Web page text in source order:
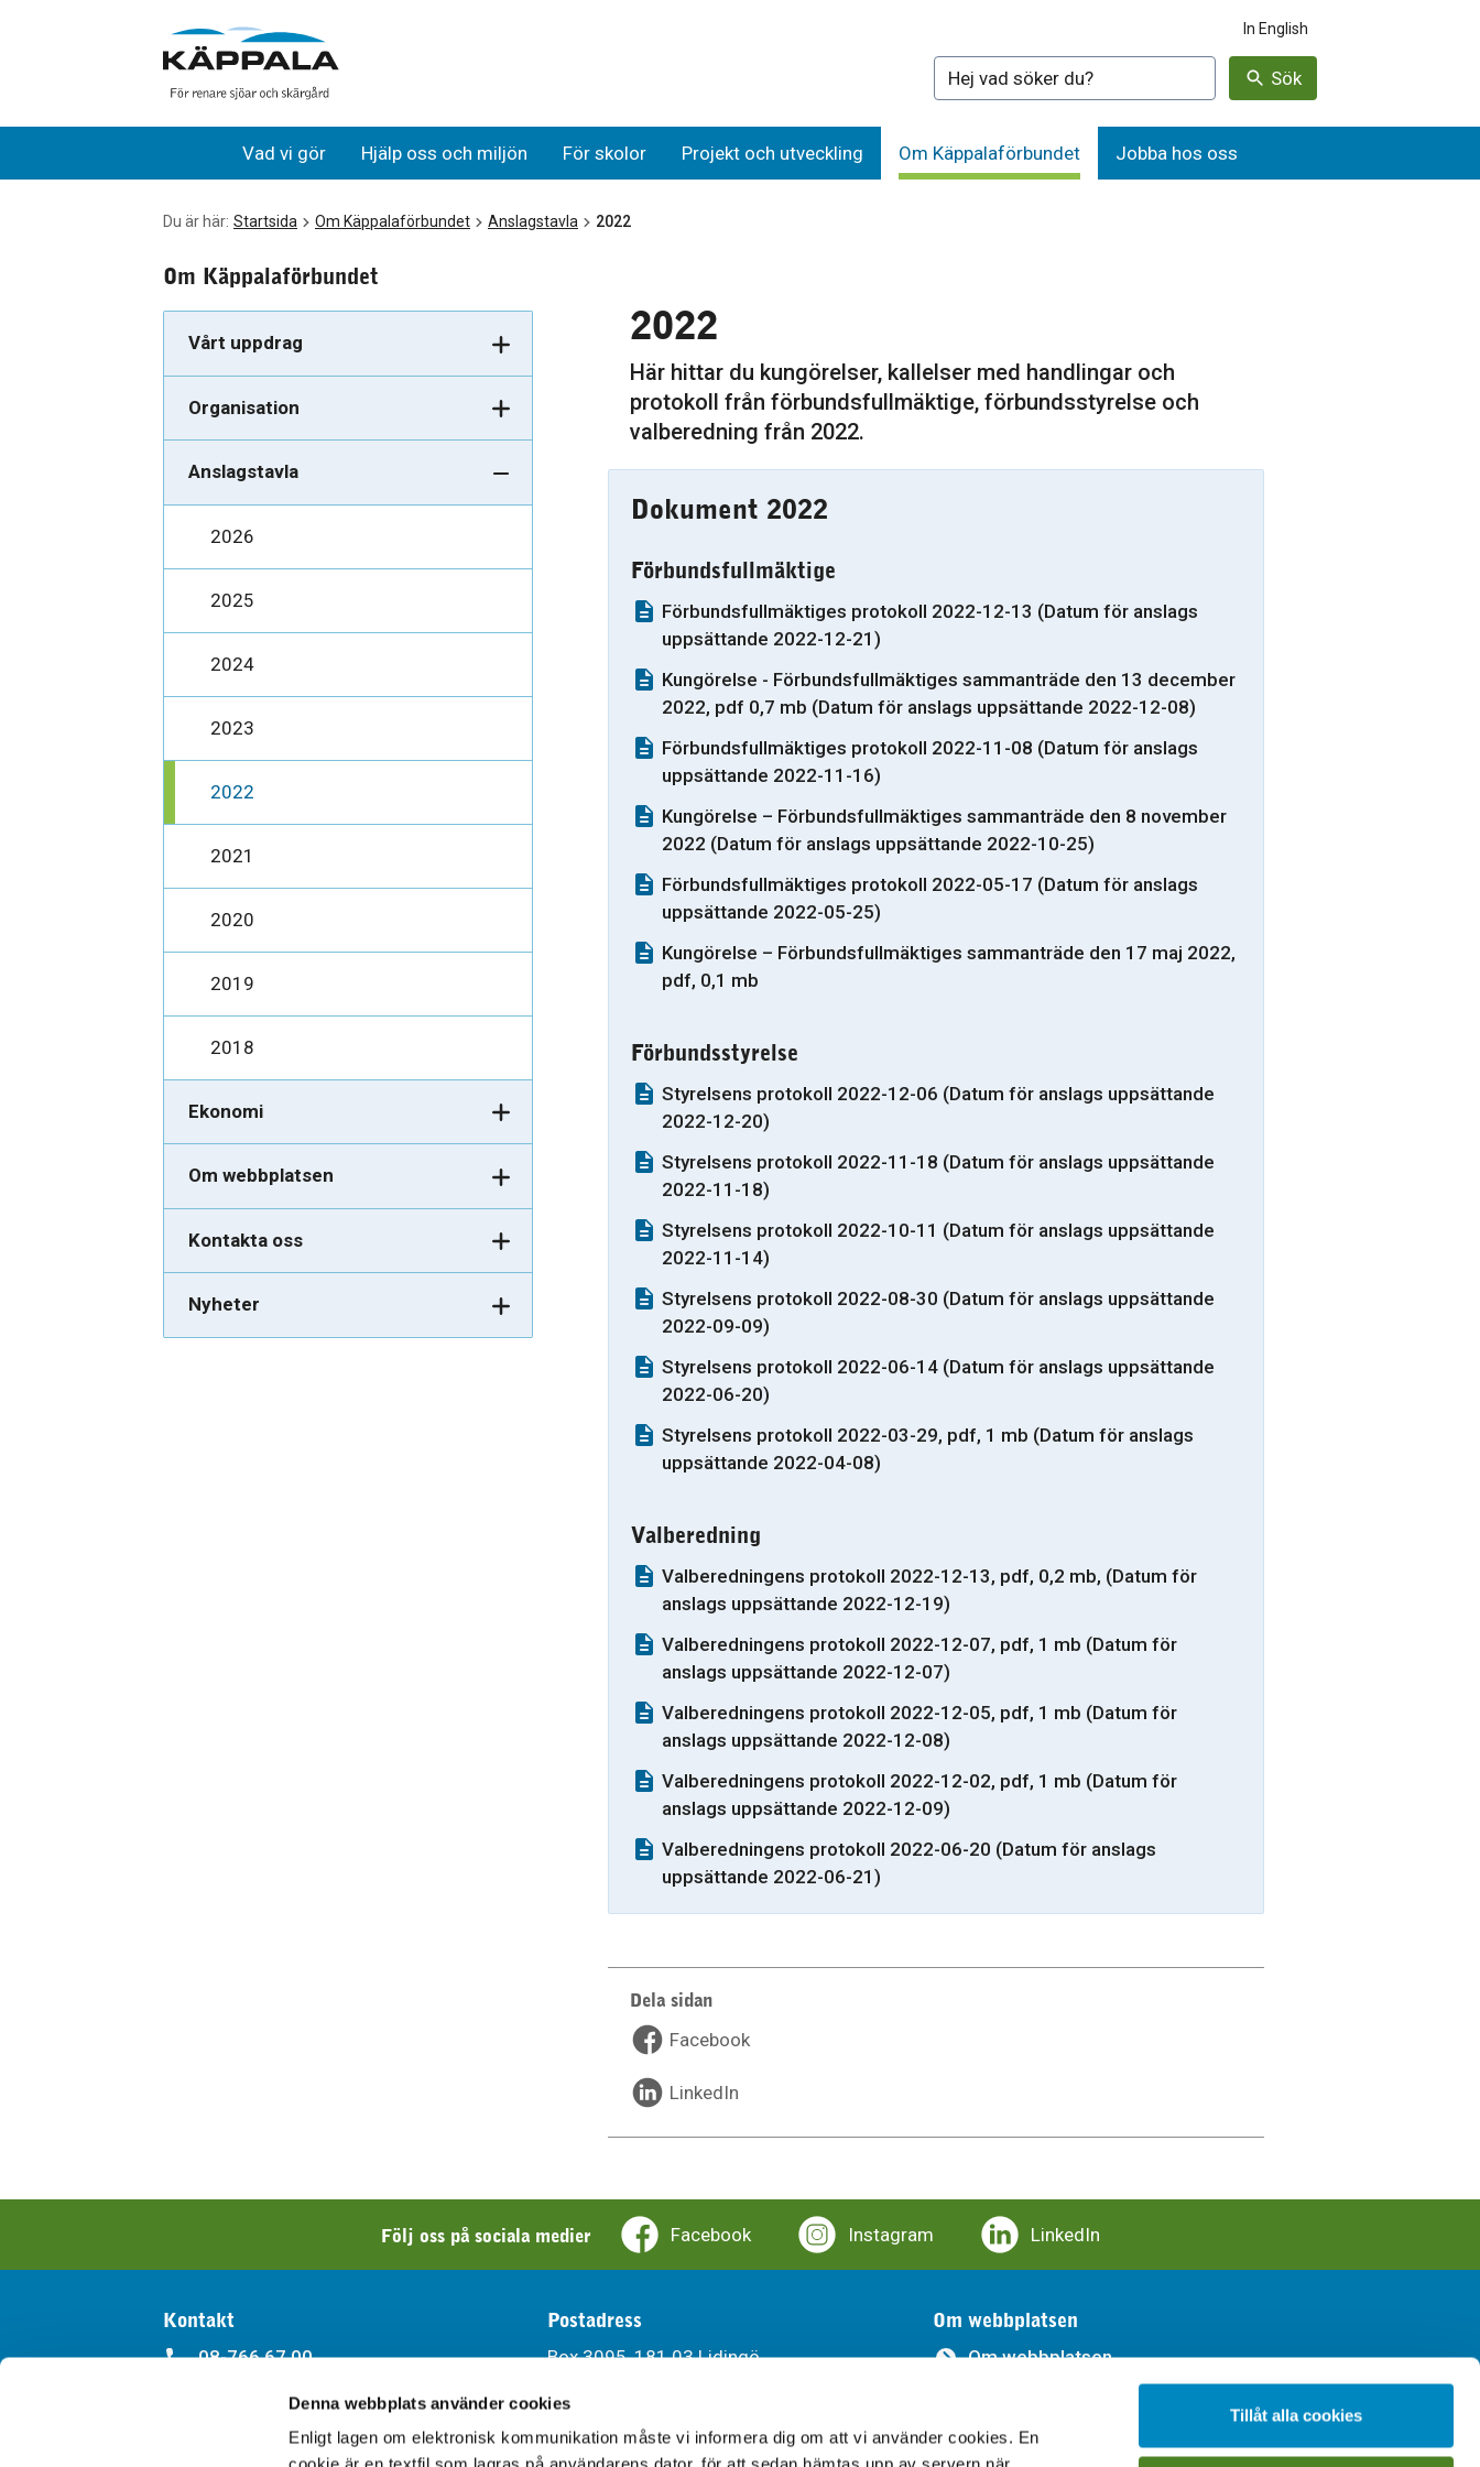
Denna webbplats använder cookies
Enligt lagen om elektronisk kommunikation måste vi informera dig om att vi använder cookies. En
Tillåt alla cookies
In English
Sök på denna webbplatsen Sök
Vad vi gör Hjälp oss och miljön För skolor Projekt och utveckling Om Käppalaförbundet Jobba hos oss
Du är här: Startsida Om Käppalaförbundet Anslagstavla 2022
Om Käppalaförbundet
Vårt uppdrag
Organisation
Anslagstavla
2026
2025
2024
2023
2022
2021
2020
2019
2018
Ekonomi
Om webbplatsen
Kontakta oss
Nyheter
2022
Här hittar du kungörelser, kallelser med handlingar och
protokoll från förbundsfullmäktige, förbundsstyrelse och
valberedning från 2022.
Dokument 2022
Förbundsfullmäktige
Förbundsfullmäktiges protokoll 2022-12-13 (Datum för anslags
uppsättande 2022-12-21)
Kungörelse - Förbundsfullmäktiges sammanträde den 13 december
2022, pdf 0,7 mb (Datum för anslags uppsättande 2022-12-08)
Förbundsfullmäktiges protokoll 2022-11-08 (Datum för anslags
uppsättande 2022-11-16)
Kungörelse – Förbundsfullmäktiges sammanträde den 8 november
2022 (Datum för anslags uppsättande 2022-10-25)
Förbundsfullmäktiges protokoll 2022-05-17 (Datum för anslags
uppsättande 2022-05-25)
Kungörelse – Förbundsfullmäktiges sammanträde den 17 maj 2022,
pdf, 0,1 mb
Förbundsstyrelse
Styrelsens protokoll 2022-12-06 (Datum för anslags uppsättande
2022-12-20)
Styrelsens protokoll 2022-11-18 (Datum för anslags uppsättande
2022-11-18)
Styrelsens protokoll 2022-10-11 (Datum för anslags uppsättande
2022-11-14)
Styrelsens protokoll 2022-08-30 (Datum för anslags uppsättande
2022-09-09)
Styrelsens protokoll 2022-06-14 (Datum för anslags uppsättande
2022-06-20)
Styrelsens protokoll 2022-03-29, pdf, 1 mb (Datum för anslags
uppsättande 2022-04-08)
Valberedning
Valberedningens protokoll 2022-12-13, pdf, 0,2 mb, (Datum för
anslags uppsättande 2022-12-19)
Valberedningens protokoll 2022-12-07, pdf, 1 mb (Datum för
anslags uppsättande 2022-12-07)
Valberedningens protokoll 2022-12-05, pdf, 1 mb (Datum för
anslags uppsättande 2022-12-08)
Valberedningens protokoll 2022-12-02, pdf, 1 mb (Datum för
anslags uppsättande 2022-12-09)
Valberedningens protokoll 2022-06-20 (Datum för anslags
uppsättande 2022-06-21)
Dela sidan
Facebook
LinkedIn
Följ oss på sociala medier Facebook Instagram LinkedIn
Kontakt
08-766 67 00
kappala@kappala.se
Postadress
Box 3095, 181 03 Lidingö
Besöksadress
Södra Kungsvägen 315, Lidingö
Om webbplatsen
Om webbplatsen
Behandling av personuppgifter